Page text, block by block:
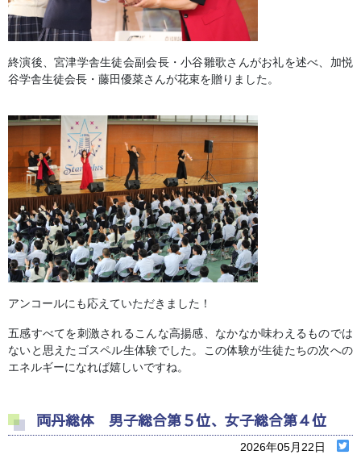
終演後、宮津学舎生徒会副会長・小谷雛歌さんがお礼を述べ、加悦
谷学舎生徒会長・藤田優菜さんが花束を贈りました。
アンコールにも応えていただきました！
五感すべてを刺激されるこんな高揚感、なかなか味わえるものでは
ないと思えたゴスペル生体験でした。この体験が生徒たちの次への
エネルギーになれば嬉しいですね。
両丹総体 男子総合第５位、女子総合第４位
2026年05月22日